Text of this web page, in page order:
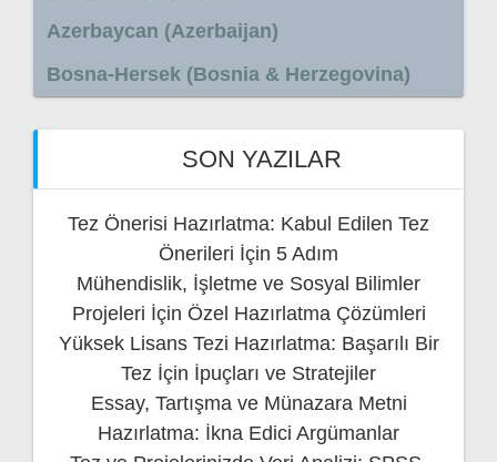
Azerbaycan (Azerbaijan)
Bosna-Hersek (Bosnia & Herzegovina)
SON YAZILAR
Tez Önerisi Hazırlatma: Kabul Edilen Tez
Önerileri İçin 5 Adım
Mühendislik, İşletme ve Sosyal Bilimler
Projeleri İçin Özel Hazırlatma Çözümleri
Yüksek Lisans Tezi Hazırlatma: Başarılı Bir
Tez İçin İpuçları ve Stratejiler
Essay, Tartışma ve Münazara Metni
Hazırlatma: İkna Edici Argümanlar